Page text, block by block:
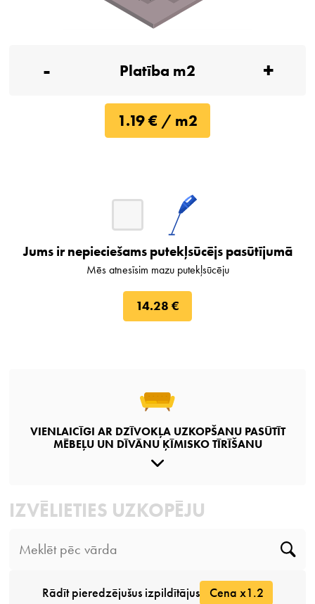
- +
1.19 € / m2
Jums ir nepieciešams putekļsūcējs pasūtījumā
Mēs atnesīsim mazu putekļsūcēju
14.28 €
VIENLAICĪGI AR DZĪVOKĻA UZKOPŠANU PASŪTĪT
MĒBEĻU UN DĪVĀNU ĶĪMISKO TĪRĪŠANU
IZVĒLIETIES UZKOPĒJU
Rādīt pieredzējušus izpildītājus Cena x1.2